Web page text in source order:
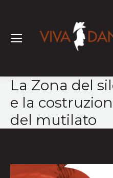
La Zona del
e la
del mutilato